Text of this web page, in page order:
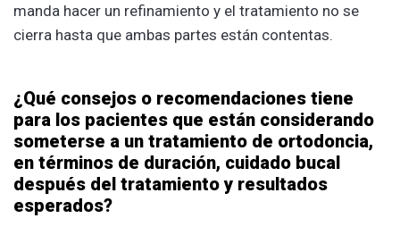
manda hacer un refinamiento y el tratamiento no se
cierra hasta que ambas partes están contentas.
¿Qué consejos o recomendaciones tiene
para los pacientes que están considerando
someterse a un tratamiento de ortodoncia,
en términos de duración, cuidado bucal
después del tratamiento y resultados
esperados?